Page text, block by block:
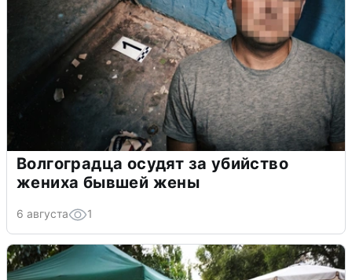
Волгоградца осудят за убийство
жениха бывшей жены
6 августа 1